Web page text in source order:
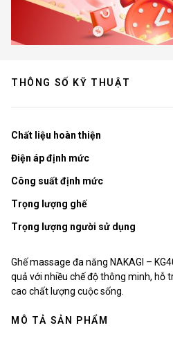
MÔ TẢ SẢN PHẨM
THÔNG SỐ KỸ THUẬT
Chất liệu hoàn thiện
Điện áp định mức
Công suất định mức
Trọng lượng ghế
Trọng lượng người sử dụng
Ghế massage đa năng NAKAGI –
quả với nhiều chế độ thông minh, hỗ
cao chất lượng cuộc sống.